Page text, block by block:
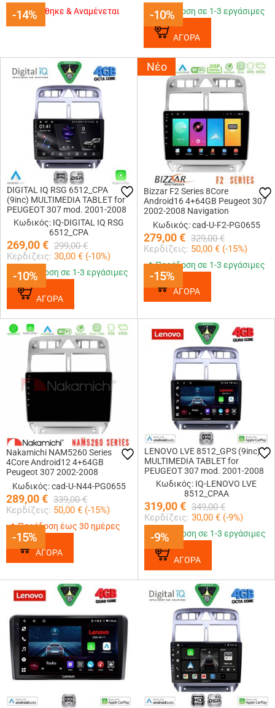
-14%
-14%
Εξαντλήθηκε & Αναμένεται -10%
-10%
Παράδοση σε 1-3 εργάσιμες
ΑΓΟΡΑ
-10%
DIGITAL IQ RSG 6512_CPA
(9inc) MULTIMEDIA TABLET for
PEUGEOT 307 mod. 2001-2008
Κωδικός: IQ-DIGITAL IQ RSG
6512_CPA
269,00€ 299,00 €
Κερδίζεις: 30,00 € (-10%)
-10%
Παράδοση σε 1-3 εργάσιμες
ΑΓΟΡΑ
Νέο
-15%
Bizzar F2 Series 8Core
Android16 4+64GB Peugeot 307
2002-2008 Navigation
Multimedia Tablet 9
Κωδικός: cad-U-F2-PG0655
279,00€ 329,00 €
Κερδίζεις: 50,00 € (-15%)
-15%
Παράδοση σε 1-3 εργάσιμες
ΑΓΟΡΑ
-15%
Nakamichi NAM5260 Series
4Core Android12 4+64GB
Peugeot 307 2002-2008
Navigation Multimedia Tablet 9
Με Carplay &amp; Android Auto
Κωδικός: cad-U-N44-PG0655
289,00€ 339,00 €
Κερδίζεις: 50,00 € (-15%)
-15%
Παράδοση έως 30 ημέρες
ΑΓΟΡΑ
-9%
LENOVO LVE 8512_GPS (9inc)
MULTIMEDIA TABLET for
PEUGEOT 307 mod. 2001-2008
Κωδικός: IQ-LENOVO LVE
8512_CPAA
319,00€ 349,00 €
Κερδίζεις: 30,00 € (-9%)
-9%
Παράδοση σε 1-3 εργάσιμες
ΑΓΟΡΑ